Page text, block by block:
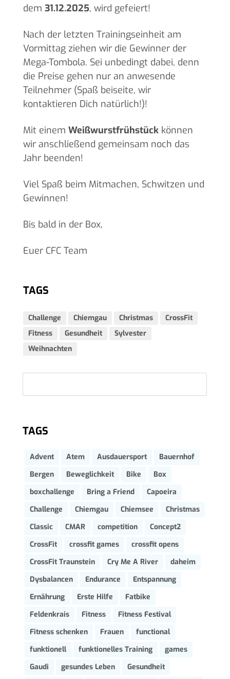
dem 31.12.2025, wird gefeiert!
Nach der letzten Trainingseinheit am
Vormittag ziehen wir die Gewinner der
Mega-Tombola. Sei unbedingt dabei, denn
die Preise gehen nur an anwesende
Teilnehmer (Spaß beiseite, wir
kontaktieren Dich natürlich!)!
Mit einem Weißwurstfrühstückkönnen
wir anschließend gemeinsam noch das
Jahr beenden!
Viel Spaß beim Mitmachen, Schwitzen und
Gewinnen!
Bis bald in der Box,
Euer CFC Team
TAGS
Challenge Chiemgau Christmas
CrossFit
Fitness
Gesundheit
Sylvester
Weihnachten
TAGS
Advent Atem Ausdauersport
Bauernhof
Bergen
Beweglichkeit Bike
Box
boxchallenge
Bring a Friend
Capoeira
Challenge
Chiemgau Chiemsee
Christmas
Classic
CMAR competition
Concept2
CrossFit
crossfit games
crossfit opens
CrossFit Traunstein
Cry Me A River
daheim
Dysbalancen
Endurance
Entspannung
Ernährung
Erste Hilfe
Fatbike
Feldenkrais
Fitness
Fitness Festival
Fitness schenken
Frauen
functional
funktionell
funktionelles Training
games
Gaudi
gesundes Leben
Gesundheit